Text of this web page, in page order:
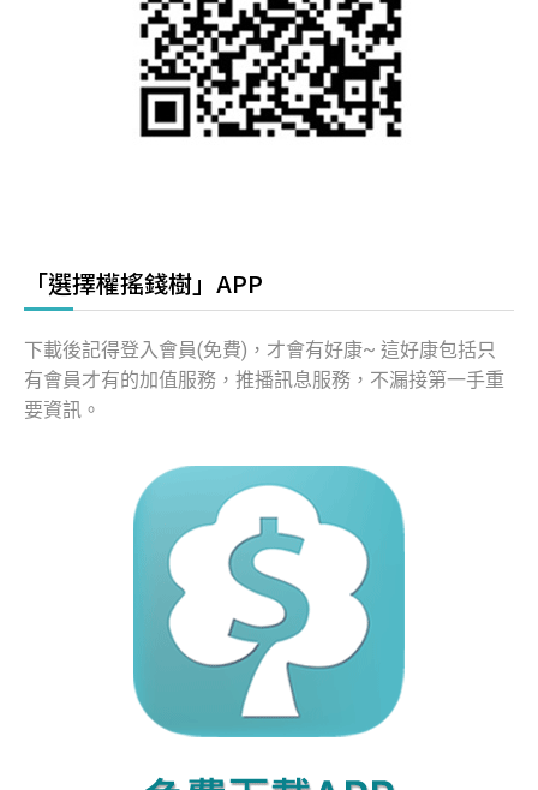
「選擇權搖錢樹」APP
下載後記得登入會員(免費)，才會有好康~ 這好康包括只
有會員才有的加值服務，推播訊息服務，不漏接第一手重
要資訊。